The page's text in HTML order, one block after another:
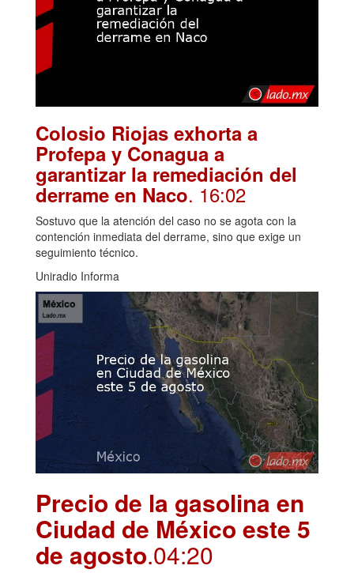
Colosio Riojas exhorta a
Profepa y Conagua a
garantizar la remediación del
derrame en Naco. 16:02
Sostuvo que la atención del caso no se agota con la
contención inmediata del derrame, sino que exige un
seguimiento técnico.
Uniradio Informa
Precio de la gasolina en
Ciudad de México este 5
de agosto.04:20